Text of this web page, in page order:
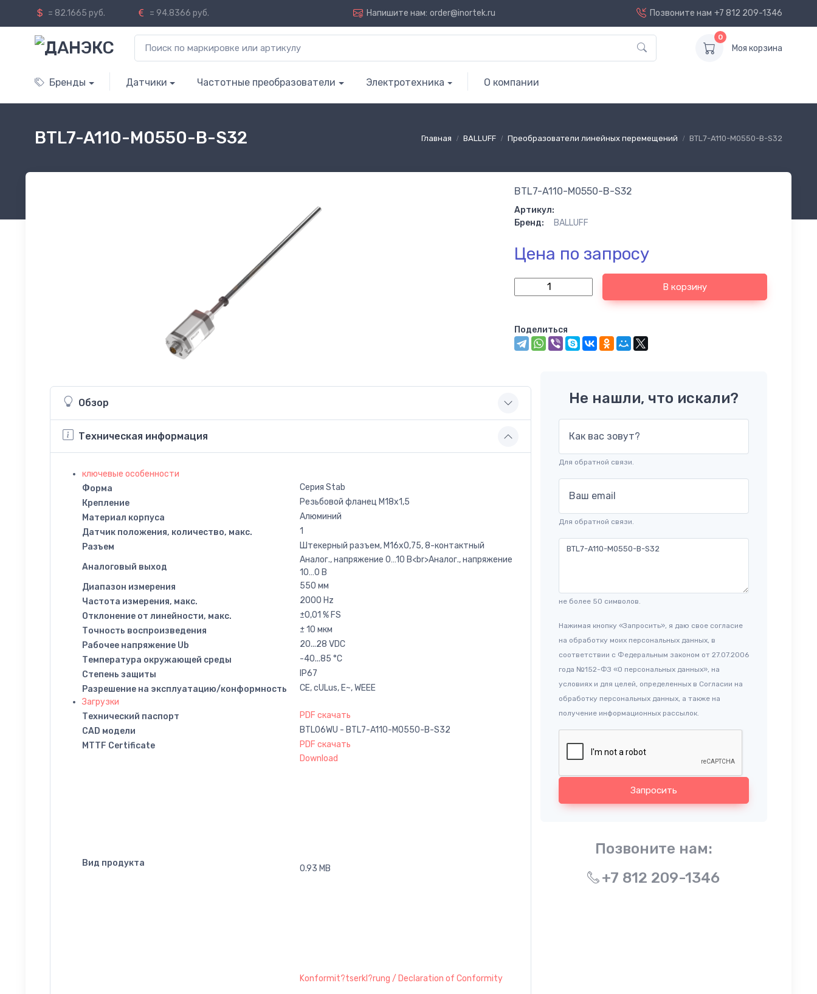
= 82.1665 руб. = 94.8366 руб. Напишите нам: order@inortek.ru Позвоните нам +7 812 209-1346
0
Моя корзина
Бренды Датчики Частотные преобразователи Электротехника О компании
Главная BALLUFF Преобразователи линейных перемещений BTL7-A110-M0550-B-S32
BTL7-A110-M0550-B-S32
BTL7-A110-M0550-B-S32
Артикул:
Бренд:
BALLUFF
Цена по запросу
В корзину
Поделиться
Обзор
Техническая информация
ключевые особенности
Форма
Серия Stab
Крепление
Резьбовой фланец M18x1,5
Материал корпуса
Алюминий
Датчик положения, количество, макс.
1
Разъем
Штекерный разъем, M16x0,75, 8-контактный
Аналоговый выход
Аналог., напряжение 0…10 В<br>Аналог., напряжение
10…0 В
Диапазон измерения
550 мм
Частота измерения, макс.
2000 Hz
Отклонение от линейности, макс.
±0,01 % FS
Точность воспроизведения
± 10 мкм
Рабочее напряжение Ub
20...28 VDC
Температура окружающей среды
-40...85 °C
Степень защиты
IP67
Разрешение на эксплуатацию/конформность
CE, cULus, E~, WEEE
Загрузки
Технический паспорт
PDF скачать
CAD модели
BTL06WU - BTL7-A110-M0550-B-S32
MTTF Certificate
PDF скачать
Вид продукта
Download
0.93 MB
Konformit?tserkl?rung / Declaration of Conformity
Не нашли, что искали?
Как вас зовут?
Для обратной связи.
Ваш email
Для обратной связи.
не более 50 символов.
Нажимая кнопку «Запросить», я даю свое согласие
на обработку моих персональных данных, в
соответствии с Федеральным законом от 27.07.2006
года №152-ФЗ «О персональных данных», на
условиях и для целей, определенных в Согласии на
обработку персональных данных, а также на
получение информационных рассылок.
Запросить
Позвоните нам:
+7 812 209-1346